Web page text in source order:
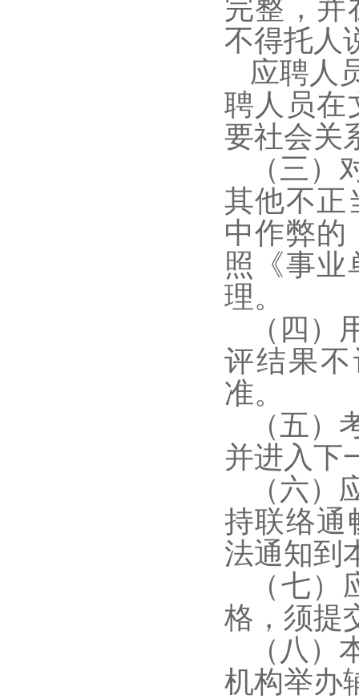
完整，并
不得托人
应聘人
聘人员在
要社会关
（三
其他不正
中作弊的
照《事业
理。
（四
评结果
准。
（五
并进入下
（六
持联络通
法通知到
（七
格，须提
（八
机构举办